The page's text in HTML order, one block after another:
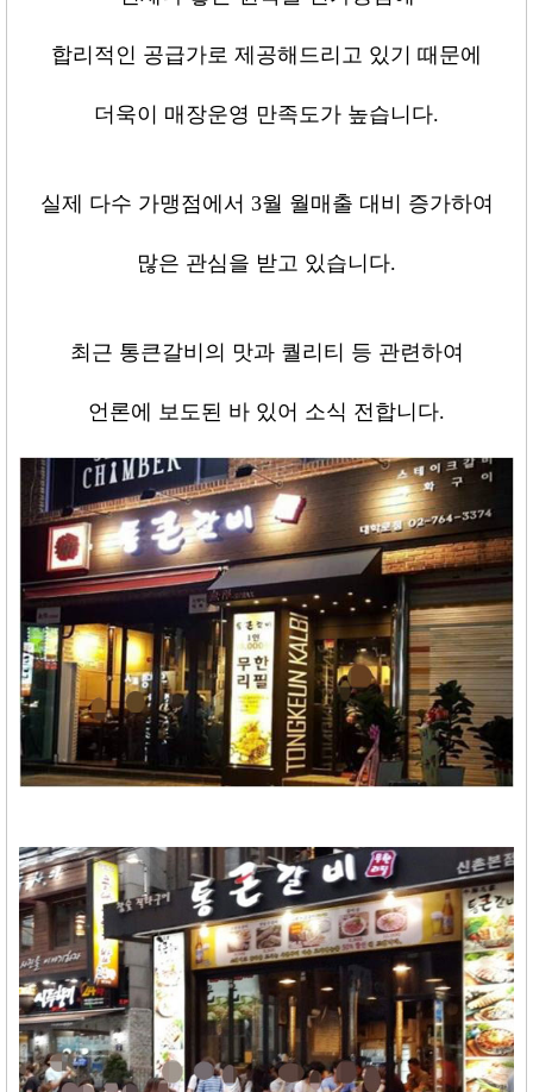
합리적인 공급가로 제공해드리고 있기 때문에
더욱이 매장운영 만족도가 높습니다.
실제 다수 가맹점에서 3월 월매출 대비 증가하여
많은 관심을 받고 있습니다.
최근 통큰갈비의 맛과 퀄리티 등 관련하여
언론에 보도된 바 있어 소식 전합니다.